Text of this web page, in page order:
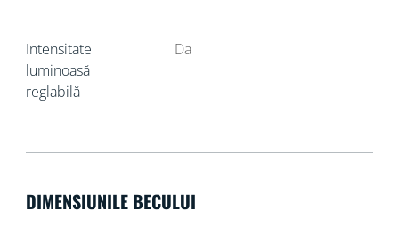
Intensitate
luminoasă
reglabilă
Da
DIMENSIUNILE BECULUI